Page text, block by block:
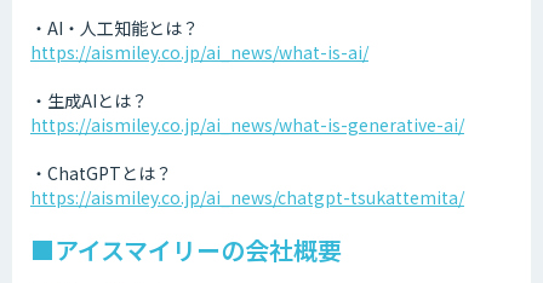
・AI・人工知能とは？
https://aismiley.co.jp/ai_news/what-is-ai/
・生成AIとは？
https://aismiley.co.jp/ai_news/what-is-generative-ai/
・ChatGPTとは？
https://aismiley.co.jp/ai_news/chatgpt-tsukattemita/
■アイスマイリーの会社概要